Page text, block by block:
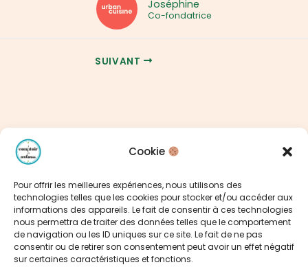
Cookie
Pour offrir les meilleures expériences, nous utilisons des
technologies telles que les cookies pour stocker et/ou accéder aux
informations des appareils. Le fait de consentir à ces technologies
nous permettra de traiter des données telles que le comportement
de navigation ou les ID uniques sur ce site. Le fait de ne pas
consentir ou de retirer son consentement peut avoir un effet négatif
sur certaines caractéristiques et fonctions.
Joséphine
Co-fondatrice
SUIVANT
Claire Guichard
Communication éditoriale
Le Mans